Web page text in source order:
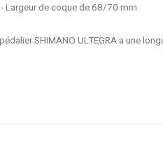
- Largeur de coque de 68/70 mm
SHIMANO ULTEGRA a une